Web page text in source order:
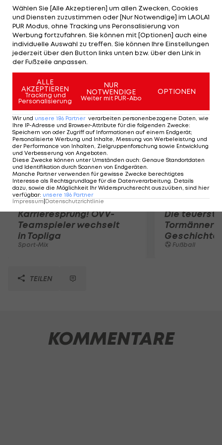
Österreicher wird Thomas Rohregger als
Siebenter, zudem gewinnt Georg Preidler das
Bergtrikot. Auf der Schlussetappe setzt sich
Daniele Colli (TT1) durch, womit er für den
siebenten italienischen Sieg am achten
Wettkampftag sorgt.
Mehr zum Thema
Karrieresprung! ÖVV-
Teamspieler wechselt
in Topliga
Sport-Mix
Die
Tormänner
Geschichte
Fußball
TEILEN
KOMMENTARE
Wählen Sie [Alle Akzeptieren] um allen Zwecken, Cookies
und Diensten zuzustimmen oder [Nur Notwendige] im LAOLA1
PUR Modus, ohne Tracking uns Peronsalisierung von
Werbung fortzufahren. Sie können mit [Optionen] auch eine
individuelle Auswahl zu treffen. Sie können Ihre Einstellungen
jederzeit über den Button links unten bzw. über den Link in
der Fußzeile anpassen.
ALLE
AKZEPTIEREN
Tracking und
Personalisierung
NUR
NOTWENDIGE
Weiter mit PUR-Abo
OPTIONEN
Wir und unsere 186 Partner verarbeiten personenbezogene Daten, wie
Ihre IP-Adresse und Browser-Attribute für die folgenden Zwecke:
Speichern von oder Zugriff auf Informationen auf einem Endgerät;
Personalisierte Werbung und Inhalte, Messung von Werbeleistung und
der Performance von Inhalten, Zielgruppenforschung sowie Entwicklung
und Verbesserung von Angeboten.
Diese Zwecke können unter Umständen auch: Genaue Standortdaten
und Identifikation durch Scannen von Endgeräten.
Manche Partner verwenden für gewisse Zwecke berechtigtes
Interesse als Rechtsgrundlage für die Datenverarbeitung. Details
dazu, sowie die Möglichkeit Ihr Widerspruchsrecht auszuüben, sind hier
verfügbar: unsere 186 Partner
Impressum Datenschutzrichtlinie